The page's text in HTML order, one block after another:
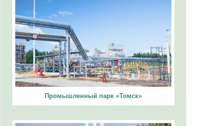
Промышленный парк «Томск»